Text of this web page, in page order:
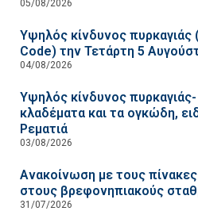
05/08/2026
Υψηλός κίνδυνος πυρκαγιάς
Code) την Τετάρτη 5
04/08/2026
Υψηλός κίνδυνος
κλαδέματα και τα ογκώδη,
Ρεματιά
03/08/2026
Ανακοίνωση με τους
στους βρεφονηπιακούς
31/07/2026